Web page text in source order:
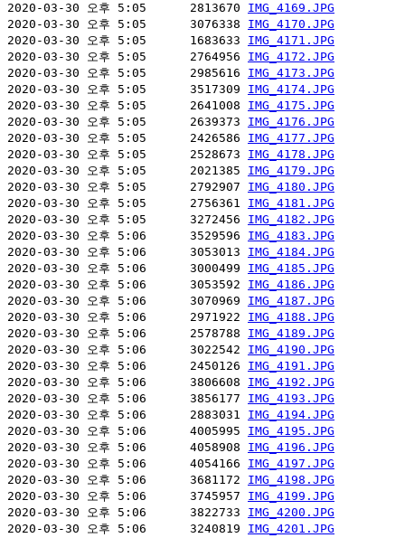
2020-03-30 오후 5:05      2813670 IMG_4169.JPG
2020-03-30 오후 5:05      3076338 IMG_4170.JPG
2020-03-30 오후 5:05      1683633 IMG_4171.JPG
2020-03-30 오후 5:05      2764956 IMG_4172.JPG
2020-03-30 오후 5:05      2985616 IMG_4173.JPG
2020-03-30 오후 5:05      3517309 IMG_4174.JPG
2020-03-30 오후 5:05      2641008 IMG_4175.JPG
2020-03-30 오후 5:05      2639373 IMG_4176.JPG
2020-03-30 오후 5:05      2426586 IMG_4177.JPG
2020-03-30 오후 5:05      2528673 IMG_4178.JPG
2020-03-30 오후 5:05      2021385 IMG_4179.JPG
2020-03-30 오후 5:05      2792907 IMG_4180.JPG
2020-03-30 오후 5:05      2756361 IMG_4181.JPG
2020-03-30 오후 5:05      3272456 IMG_4182.JPG
2020-03-30 오후 5:06      3529596 IMG_4183.JPG
2020-03-30 오후 5:06      3053013 IMG_4184.JPG
2020-03-30 오후 5:06      3000499 IMG_4185.JPG
2020-03-30 오후 5:06      3053592 IMG_4186.JPG
2020-03-30 오후 5:06      3070969 IMG_4187.JPG
2020-03-30 오후 5:06      2971922 IMG_4188.JPG
2020-03-30 오후 5:06      2578788 IMG_4189.JPG
2020-03-30 오후 5:06      3022542 IMG_4190.JPG
2020-03-30 오후 5:06      2450126 IMG_4191.JPG
2020-03-30 오후 5:06      3806608 IMG_4192.JPG
2020-03-30 오후 5:06      3856177 IMG_4193.JPG
2020-03-30 오후 5:06      2883031 IMG_4194.JPG
2020-03-30 오후 5:06      4005995 IMG_4195.JPG
2020-03-30 오후 5:06      4058908 IMG_4196.JPG
2020-03-30 오후 5:06      4054166 IMG_4197.JPG
2020-03-30 오후 5:06      3681172 IMG_4198.JPG
2020-03-30 오후 5:06      3745957 IMG_4199.JPG
2020-03-30 오후 5:06      3822733 IMG_4200.JPG
2020-03-30 오후 5:06      3240819 IMG_4201.JPG